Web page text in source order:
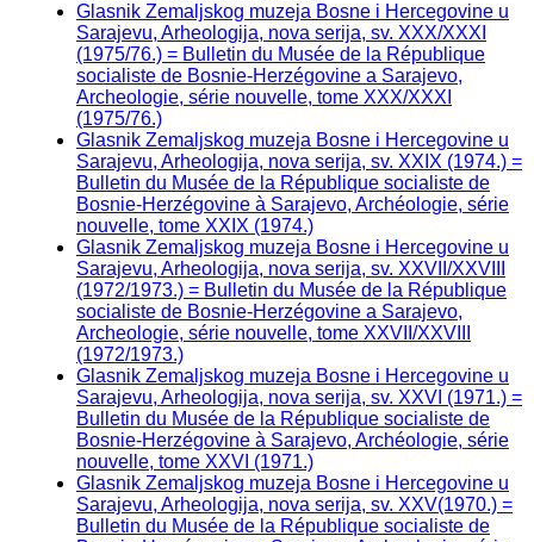
Glasnik Zemaljskog muzeja Bosne i Hercegovine u
Sarajevu, Arheologija, nova serija, sv. XXX/XXXI
(1975/76.) = Bulletin du Musée de la République
socialiste de Bosnie-Herzégovine a Sarajevo,
Archeologie, série nouvelle, tome XXX/XXXI
(1975/76.)
Glasnik Zemaljskog muzeja Bosne i Hercegovine u
Sarajevu, Arheologija, nova serija, sv. XXIX (1974.) =
Bulletin du Musée de la République socialiste de
Bosnie-Herzégovine à Sarajevo, Archéologie, série
nouvelle, tome XXIX (1974.)
Glasnik Zemaljskog muzeja Bosne i Hercegovine u
Sarajevu, Arheologija, nova serija, sv. XXVII/XXVIII
(1972/1973.) = Bulletin du Musée de la République
socialiste de Bosnie-Herzégovine a Sarajevo,
Archeologie, série nouvelle, tome XXVII/XXVIII
(1972/1973.)
Glasnik Zemaljskog muzeja Bosne i Hercegovine u
Sarajevu, Arheologija, nova serija, sv. XXVI (1971.) =
Bulletin du Musée de la République socialiste de
Bosnie-Herzégovine à Sarajevo, Archéologie, série
nouvelle, tome XXVI (1971.)
Glasnik Zemaljskog muzeja Bosne i Hercegovine u
Sarajevu, Arheologija, nova serija, sv. XXV(1970.) =
Bulletin du Musée de la République socialiste de